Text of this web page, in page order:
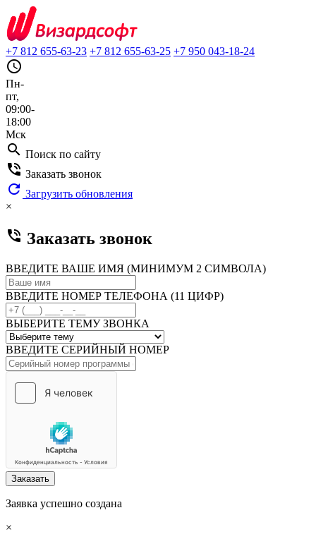
+7 812 655-63-23 +7 812 655-63-25 +7 950 043-18-24
query_builder
Пн-
пт,
09:00-
18:00
Мск
search Поиск по сайту
phone_in_talk Заказать звонок
refresh Загрузить обновления
×
phone_in_talk Заказать звонок
ВВЕДИТЕ ВАШЕ ИМЯ (МИНИМУМ 2 СИМВОЛА)
ВВЕДИТЕ НОМЕР ТЕЛЕФОНА (11 ЦИФР)
ВЫБЕРИТЕ ТЕМУ ЗВОНКА
ВВЕДИТЕ СЕРИЙНЫЙ НОМЕР
Заказать
Заявка успешно создана
×